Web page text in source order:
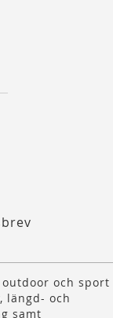
och sport
längd- och
samt